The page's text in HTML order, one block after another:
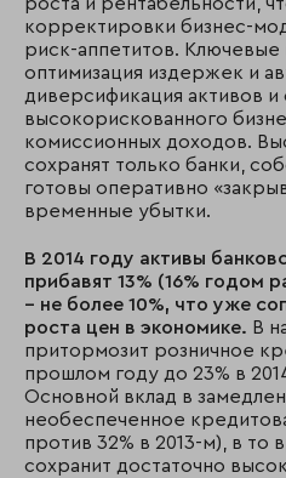
корректировки бизнес-
риск-аппетитов. Ключевые
оптимизация издержек и
диверсификация активов
высокорискованного
комиссионных доходов.
сохранят только банки,
готовы оперативно
временные убытки.
В 2014 году активы
прибавят 13% (16% годом
– не более 10%, что уже
роста цен в экономике. В
притормозит розничное
прошлом году до 23% в
Основной вклад в
необеспеченное
против 32% в 2013-м), в то
сохранит достаточно